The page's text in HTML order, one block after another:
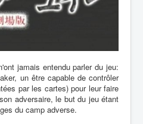
jamais entendu parler du jeu:
un être capable de contrôler
par les cartes) pour leur faire
adversaire, le but du jeu étant
du camp adverse.